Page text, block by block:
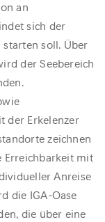
an
sich der
starten soll. Über
der Seebereich
der Erkelenzer
zeichnen
Erreichbarkeit mit
Anreise
die IGA-Oase
die über eine